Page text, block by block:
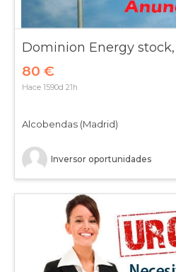
80 €
Inversor oportunidades
Alcobendas (Madrid)
Hace 1590d 21h